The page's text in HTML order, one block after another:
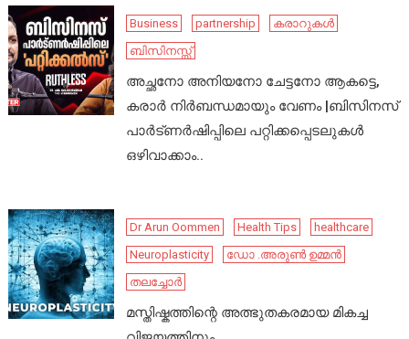
Business partnership
കരാറുകൾ
ബിസിനസ്സ്
അച്ഛനോ അനിയനോ ചേട്ടനോ ആകട്ടെ,
കരാർ നിർബന്ധമായും വേണം |ബിസിനസ്
പാർട്ണർഷിപ്പിലെ പറ്റിക്കപ്പെടലുകൾ
ഒഴിവാക്കാം..
Dr Arun Oommen Health Tips
healthcare
Neuroplasticity
ഡോ .അരുൺ ഉമ്മൻ
തലച്ചോർ
മസ്തിഷ്കത്തിന്റെ അത്ഭുതകരമായ മികച്ച